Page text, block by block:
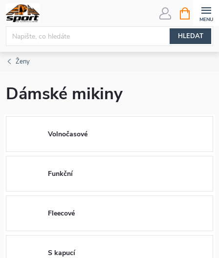
Přejít
na
obsah
HLEDAT
NÁKUPNÍ
KOŠÍK
Ženy
Dámské mikiny
Volnočasové
Funkční
Fleecové
S kapucí